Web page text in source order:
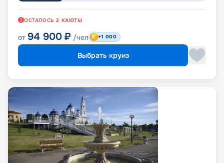
ОСТАЛОСЬ 2 КАЮТЫ
от 94 900 ₽ /чел +1 000
Выбрать круиз